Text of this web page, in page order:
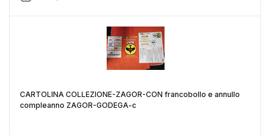
Aggiungi alla lista dei desideri
CARTOLINA COLLEZIONE-ZAGOR-CON francobollo e annullo
compleanno ZAGOR-GODEGA-c